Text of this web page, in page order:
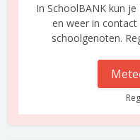
In SchoolBANK kun je
en weer in
schoolgenoten.